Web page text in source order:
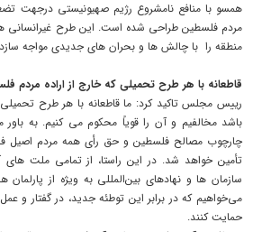
همسو با منافع نامشروع رژیم صهیونیستی درجهت
مردم فلسطین طراحی شده است. این طرح غیرانسانی
منطقه را با چالش ها و بحران های جدیدی مواجه
قاطعانه با هر طرح تحمیلی که خارج از اراده مردم
رییس مجلس تاکید کرد: ما قاطعانه با هر طرح
باشد مخالفیم و آن را قویاً محکوم می کنیم. به باور
چارچوب مصالح فلسطین و حق رأی همه مردم اصیل
تأمین خواهد شد. در این راستا، از تمامی ملت
سازمان ها و نهادهای بین‌المللی به ویژه از
می‌خواهیم که در برابر این توطئه‌ جدید، در گفتار و
حمایت کنند.